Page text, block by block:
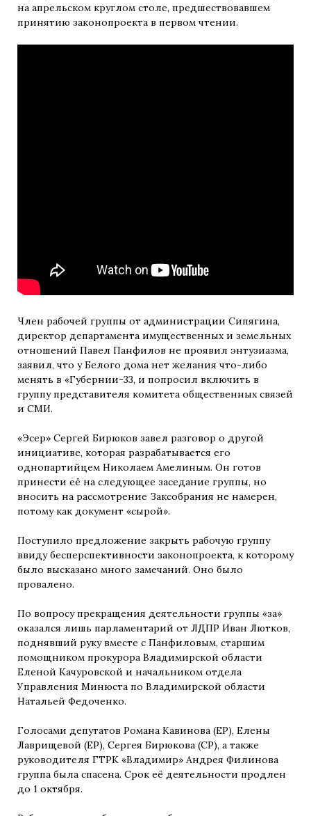
на апрельском круглом столе, предшествовавшем
принятию законопроекта в первом чтении.
Член рабочей группы от администрации Сипягина,
директор департамента имущественных и земельных
отношений Павел Панфилов не проявил энтузиазма,
заявил, что у Белого дома нет желания что-либо
менять в «Губернии-33, и попросил включить в
группу представителя комитета общественных связей
и СМИ.
«Эсер» Сергей Бирюков завел разговор о другой
инициативе, которая разрабатывается его
однопартийцем Николаем Амелиным. Он готов
принести её на следующее заседание группы, но
вносить на рассмотрение Заксобрания не намерен,
потому как документ «сырой».
Поступило предложение закрыть рабочую группу
ввиду бесперспективности законопроекта, к которому
было высказано много замечаний. Оно было
провалено.
По вопросу прекращения деятельности группы «за»
оказался лишь парламентарий от ЛДПР Иван Лютков,
поднявший руку вместе с Панфиловым, старшим
помощником прокурора Владимирской области
Еленой Качуровской и начальником отдела
Управления Минюста по Владимирской области
Натальей Федоченко.
Голосами депутатов Романа Кавинова (ЕР), Елены
Лаврищевой (ЕР), Сергея Бирюкова (СР), а также
руководителя ГТРК «Владимир» Андрея Филинова
группа была спасена. Срок её деятельности продлен
до 1 октября.